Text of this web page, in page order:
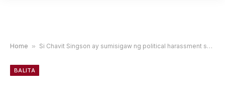
Home » Si Chavit Singson ay sumisigaw ng political harassment sa pagkakaaresto dahil sa cyberlibel
BALITA